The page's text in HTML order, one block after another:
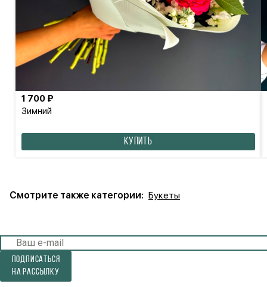
Зимний
1 700 ₽
КУПИТЬ
Смотрите также категории: Букеты
Подписаться
на рассылку